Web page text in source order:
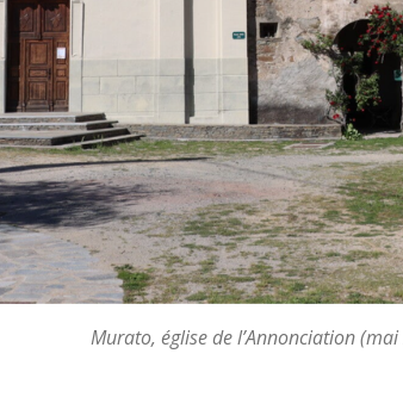
Murato, église de l’Annonciation